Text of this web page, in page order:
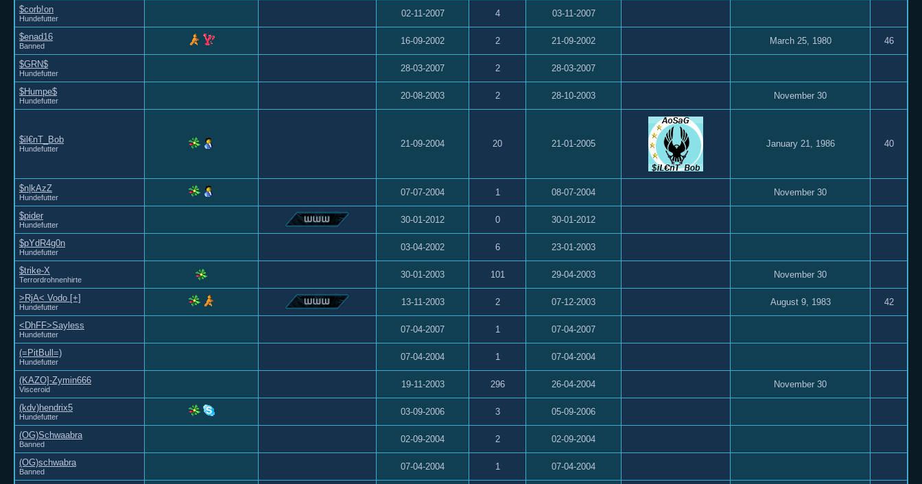
$corb!on
Hundefutter 02-11-2007 4 03-11-2007
$enad16
Banned 16-09-2002 2 21-09-2002 March 25, 1980 46
$GRN$
Hundefutter 28-03-2007 2 28-03-2007
$Humpe$
Hundefutter 20-08-2003 2 28-10-2003 November 30
$il€nT_Bob
Hundefutter 21-09-2004 20 21-01-2005 January 21, 1986 40
$n|kAzZ
Hundefutter 07-07-2004 1 08-07-2004 November 30
$pider
Hundefutter 30-01-2012 0 30-01-2012
$pYdR4g0n
Hundefutter 03-04-2002 6 23-01-2003
$trike-X
Terrordrohnenhirte 30-01-2003 101 29-04-2003 November 30
>RjA< Vodo [+]
Hundefutter 13-11-2003 2 07-12-2003 August 9, 1983 42
<DhFF>Sayless
Hundefutter 07-04-2007 1 07-04-2007
(=PitBull=)
Hundefutter 07-04-2004 1 07-04-2004
(KAZO]-Zymin666
Visceroid 19-11-2003 296 26-04-2004 November 30
(kdv)hendrix5
Hundefutter 03-09-2006 3 05-09-2006
(OG)Schwaabra
Banned 02-09-2004 2 02-09-2004
(OG)schwabra
Banned 07-04-2004 1 07-04-2004